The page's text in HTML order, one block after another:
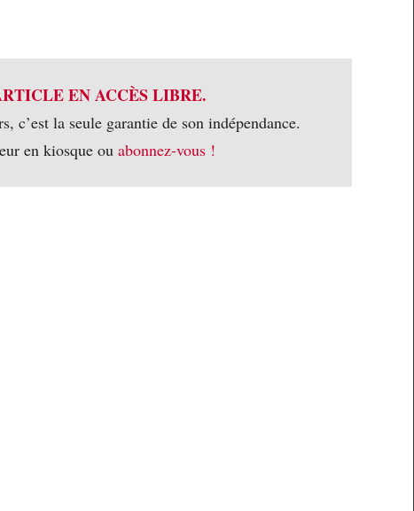
EN ACCÈS LIBRE.
c’est la seule garantie de son indépendance.
en kiosque ou abonnez-vous !